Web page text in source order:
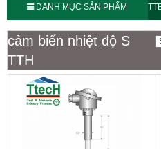
DANH MỤC SẢN PHẨM
cảm biến nhiệt độ S
TTH